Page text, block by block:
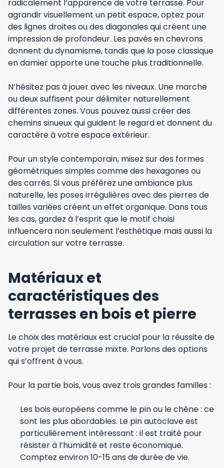
radicalement l’apparence de votre terrasse. Pour
agrandir visuellement un petit espace, optez pour
des lignes droites ou des diagonales qui créent une
impression de profondeur. Les pavés en chevrons
donnent du dynamisme, tandis que la pose classique
en damier apporte une touche plus traditionnelle.
N’hésitez pas à jouer avec les niveaux. Une marche
ou deux suffisent pour délimiter naturellement
différentes zones. Vous pouvez aussi créer des
chemins sinueux qui guident le regard et donnent du
caractère à votre espace extérieur.
Pour un style contemporain, misez sur des formes
géométriques simples comme des hexagones ou
des carrés. Si vous préférez une ambiance plus
naturelle, les poses irrégulières avec des pierres de
tailles variées créent un effet organique. Dans tous
les cas, gardez à l’esprit que le motif choisi
influencera non seulement l’esthétique mais aussi la
circulation sur votre terrasse.
Matériaux et
caractéristiques des
terrasses en bois et pierre
Le choix des matériaux est crucial pour la réussite de
votre projet de terrasse mixte. Parlons des options
qui s’offrent à vous.
Pour la partie bois, vous avez trois grandes familles :
Les bois européens comme le pin ou le chêne : ce
sont les plus abordables. Le pin autoclave est
particulièrement intéressant : il est traité pour
résister à l’humidité et reste économique.
Comptez environ 10-15 ans de durée de vie.